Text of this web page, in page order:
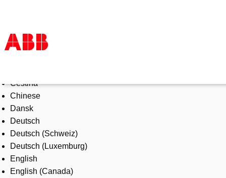
Products & Solutions
Industries
Services
About us
Where to buy
Contact us
Careers
Čeština
Chinese
Dansk
Deutsch
Deutsch (Schweiz)
Deutsch (Luxemburg)
English
English (Canada)